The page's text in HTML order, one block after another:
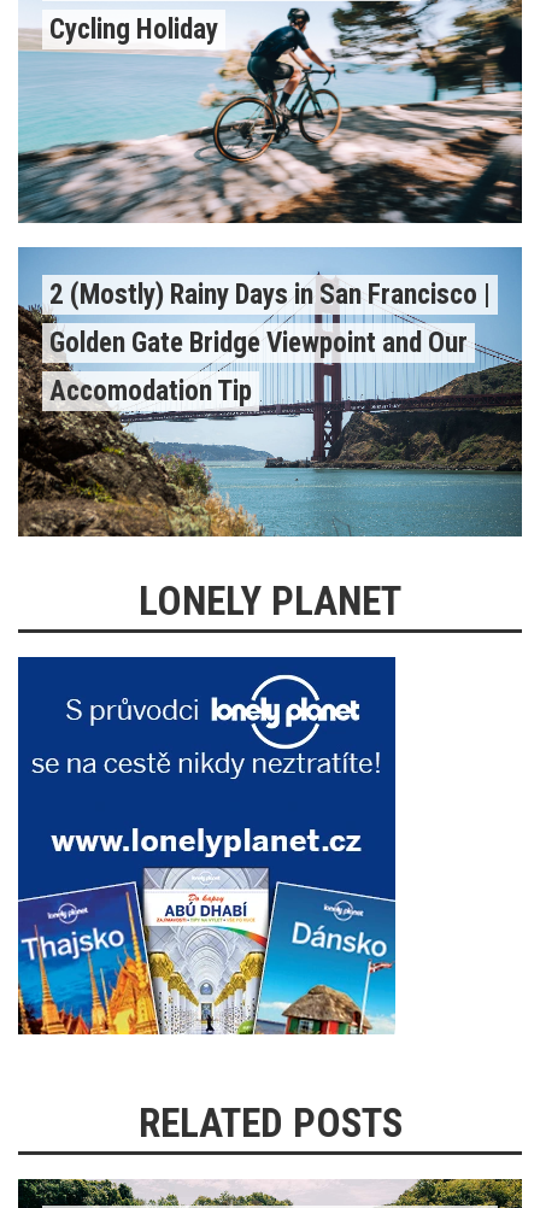
Cycling Holiday
2 (Mostly) Rainy Days in San Francisco |
Golden Gate Bridge Viewpoint and Our
Accomodation Tip
LONELY PLANET
RELATED POSTS